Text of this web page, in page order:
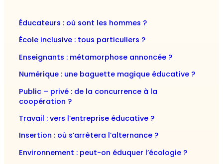
Éducateurs : où sont les hommes ?
École inclusive : tous particuliers ?
Enseignants : métamorphose annoncée ?
Numérique : une baguette magique éducative ?
Public – privé : de la concurrence à la
coopération ?
Travail : vers l’entreprise éducative ?
Insertion : où s’arrêtera l’alternance ?
Environnement : peut-on éduquer l’écologie ?